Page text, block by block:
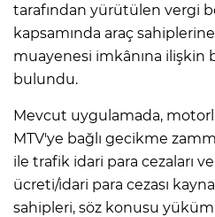
tarafından yürütülen vergi
kapsamında araç
muayenesi imkânına ilişkin
bulundu.
Mevcut uygulamada,
MTV'ye bağlı gecikme
ile trafik idari para cezaları
ücreti/idari para cezası
sahipleri, söz konusu